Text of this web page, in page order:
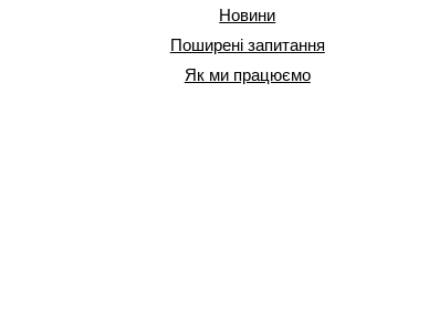
Новини
Поширені запитання
Як ми працюємо